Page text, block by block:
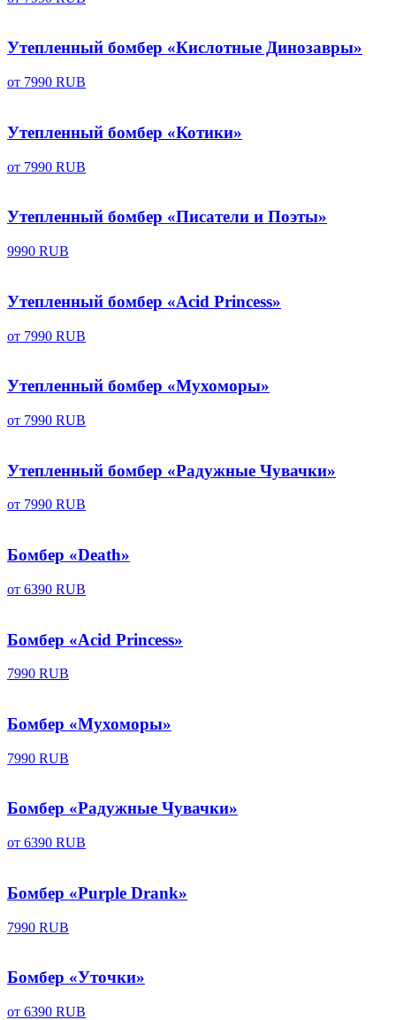
Утепленный бомбер «Кислотные Динозавры»
от 7990 RUB
Утепленный бомбер «Котики»
от 7990 RUB
Утепленный бомбер «Писатели и Поэты»
9990 RUB
Утепленный бомбер «Acid Princess»
от 7990 RUB
Утепленный бомбер «Мухоморы»
от 7990 RUB
Утепленный бомбер «Радужные Чувачки»
от 7990 RUB
Бомбер «Death»
от 6390 RUB
Бомбер «Acid Princess»
7990 RUB
Бомбер «Мухоморы»
7990 RUB
Бомбер «Радужные Чувачки»
от 6390 RUB
Бомбер «Purple Drank»
7990 RUB
Бомбер «Уточки»
от 6390 RUB